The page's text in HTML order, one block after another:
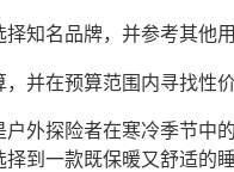
知名品牌，并参考其他
并在预算范围内寻找性
户外探险者在寒冷季节中
择到一款既保暖又舒适的